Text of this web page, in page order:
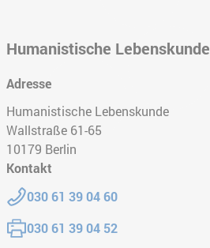
Humanistische Lebenskunde
Adresse
Humanistische Lebenskunde
Wallstraße 61-65
10179 Berlin
Kontakt
Telefon:
030 61 39 04 60
Fax:030 61 39 04 52